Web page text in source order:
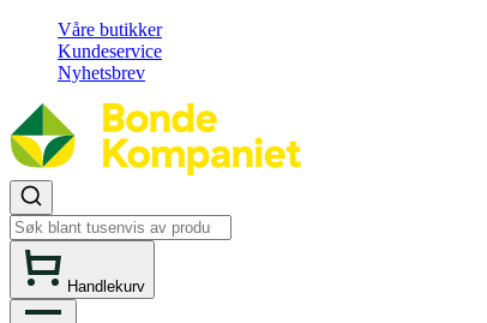
Våre butikker
Kundeservice
Nyhetsbrev
Handlekurv